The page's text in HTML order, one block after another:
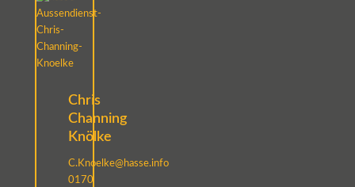
Chris
Channing
Knölke
C.Knoelke@hasse.info
0170